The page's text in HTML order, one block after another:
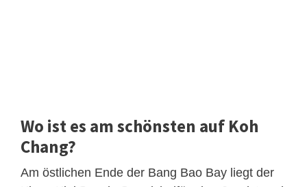
Wo ist es am schönsten auf Koh
Chang?
Am östlichen Ende der Bang Bao Bay liegt der